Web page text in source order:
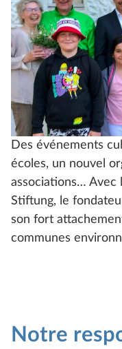
Des événements
écoles, un nouvel
associations… Avec
Stiftung, le
son fort
communes
Notre